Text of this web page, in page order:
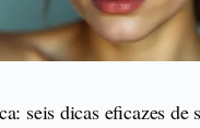
seis dicas eficazes de